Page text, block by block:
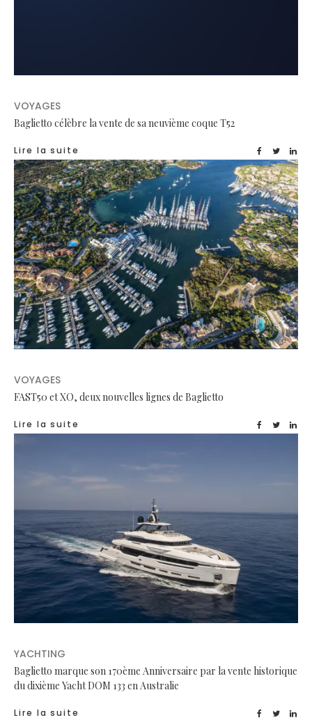
VOYAGES
Baglietto célèbre la vente de sa neuvième coque T52
Lire la suite
VOYAGES
FAST50 et XO, deux nouvelles lignes de Baglietto
Lire la suite
YACHTING
Baglietto marque son 170ème Anniversaire par la vente historique
du dixième Yacht DOM 133 en Australie
Lire la suite